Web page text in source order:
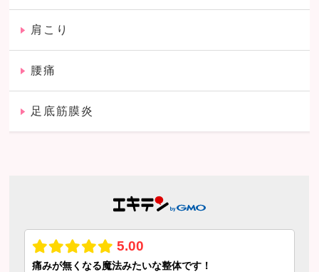
肩こり
腰痛
足底筋膜炎